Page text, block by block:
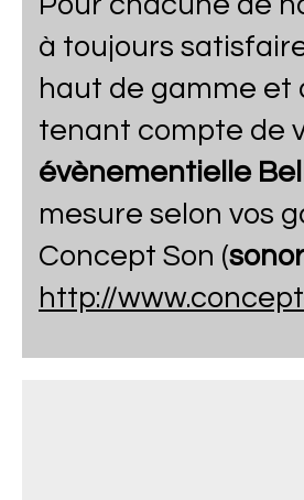
à toujours
haut de gamme et
tenant compte de
évènementielle
mesure selon vos
Concept Son (
http://